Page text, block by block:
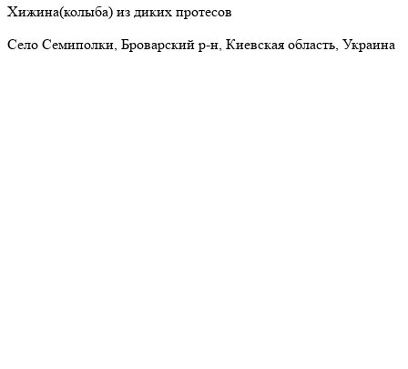
Хижина(колыба) из диких протесов
Село Семиполки, Броварский р-н, Киевская область, Украина